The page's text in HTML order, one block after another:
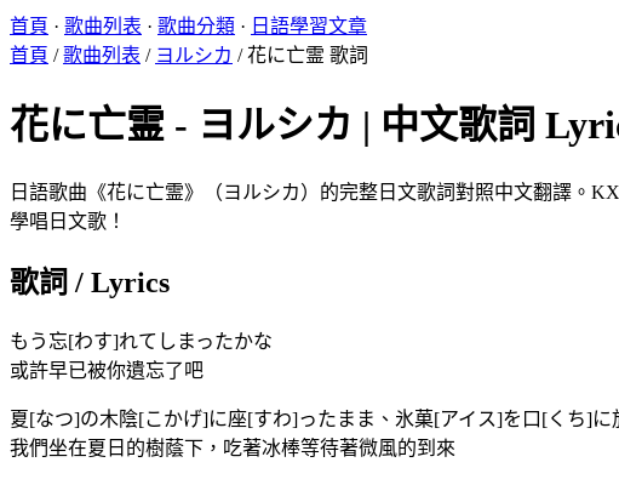
首頁 · 歌曲列表 · 歌曲分類 · 日語學習文章
首頁 /歌曲列表 / ヨルシカ /花に亡霊 歌詞
花に亡霊 - ヨルシカ | 中文歌詞
日語歌曲《花に亡霊》（ヨルシカ）的完整日文歌詞對照中文翻譯。
學唱日文歌！
歌詞 / Lyrics
もう忘[わす]れてしまったかな
或許早已被你遺忘了吧
夏[なつ]の木陰[こかげ]に座[すわ]ったまま、氷菓[アイス]を口[くち]
我們坐在夏日的樹蔭下，吃著冰棒等待著微風的到來